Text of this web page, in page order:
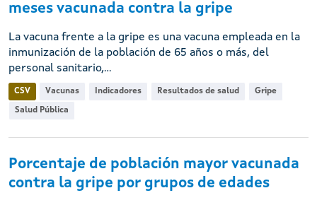
meses vacunada contra la gripe
La vacuna frente a la gripe es una vacuna empleada en la
inmunización de la población de 65 años o más, del
personal sanitario,...
CSV Vacunas Indicadores Resultados de salud Gripe
Salud Pública
Porcentaje de población mayor vacunada
contra la gripe por grupos de edades